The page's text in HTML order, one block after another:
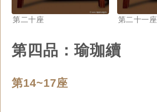
第二十座 第二十一座
第四品：瑜珈續
第14~17座